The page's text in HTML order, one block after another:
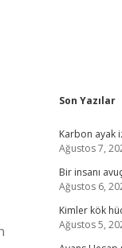
Son Yazılar
Karbon ayak
Ağustos 7,
Bir insanı
Ağustos 6,
Kimler kök
Ağustos 5,